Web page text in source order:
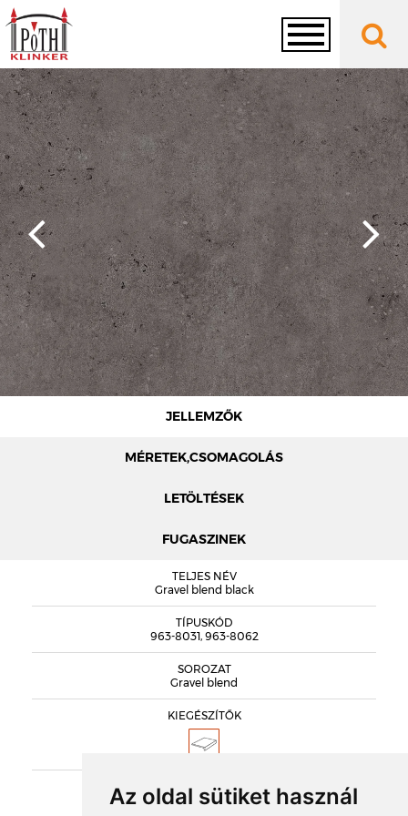
Az oldal sütiket használ
Toggle
navigation
JELLEMZŐK
MÉRETEK,CSOMAGOLÁS
LETÖLTÉSEK
FUGASZINEK
TELJES NÉV
Gravel blend black
TÍPUSKÓD
963-8031, 963-8062
SOROZAT
Gravel blend
KIEGÉSZÍTŐK
CSÚSZÁSGÁTLÁS
R10/A
TÖMEG
GRAVEL BLEND SZÉRIAPROSPEKTUS
STRÖHER PADLÓLAP TELJES PROSPEKTUS